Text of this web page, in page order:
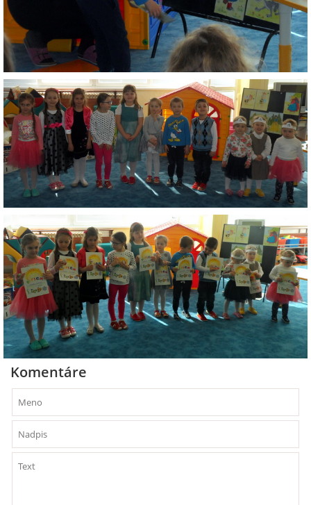
ZDRAVÝ ÚSMEV
NADÁCIA TESCO
NADÁCIA VOLKSWAGEN SLOVAKIA
MEMORANDUM DIEŤAŤA
VEREJNÉ OBSTARÁVANIE
EUROROZPRÁVKY
2% Z DANE
RADA ŠKOLY
GDPR
REGISTRATÚRNY PLÁN MŠ
VOĽNÉ PRACOVNÉ MIESTO
Komentáre